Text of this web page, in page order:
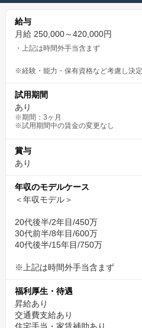
給与
月給 250,000～420,000円
・上記は時間外手当含まず
※経験・能力・保有資格など考慮し決定
試用期間
あり
※期間：3ヶ月
※試用期間中の賃金の変更なし
賞与
あり
年収のモデルケース
＜年収モデル＞
20代後半/2年目/450万
30代前半/8年目/600万
40代後半/15年目/750万
※上記は時間外手当含まず
福利厚生・待遇
昇給あり
交通費支給あり